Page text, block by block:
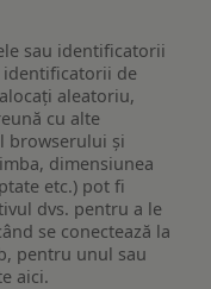
sau identificatorii
identificatorii de
aleatoriu,
cu alte
browserului și
dimensiunea
etc.) pot fi
dvs. pentru a le
se conectează la
pentru unul sau
aici.